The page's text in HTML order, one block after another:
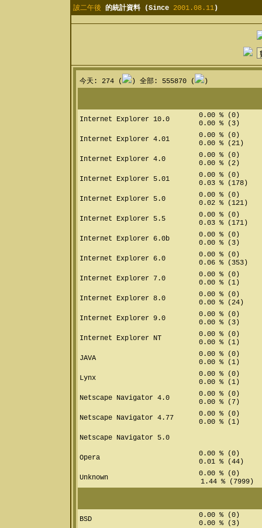
詖二午後的統計資料 (Since 2001.08.11)
今天: 274 ( ) 全部: 555870 ( )
Internet Explorer 10.0
0.00 % (0)
0.00 % (3)
Internet Explorer 4.01
0.00 % (0)
0.00 % (21)
Internet Explorer 4.0
0.00 % (0)
0.00 % (2)
Internet Explorer 5.01
0.00 % (0)
0.03 % (178)
Internet Explorer 5.0
0.00 % (0)
0.02 % (121)
Internet Explorer 5.5
0.00 % (0)
0.03 % (171)
Internet Explorer 6.0b
0.00 % (0)
0.00 % (3)
Internet Explorer 6.0
0.00 % (0)
0.06 % (353)
Internet Explorer 7.0
0.00 % (0)
0.00 % (1)
Internet Explorer 8.0
0.00 % (0)
0.00 % (24)
Internet Explorer 9.0
0.00 % (0)
0.00 % (3)
Internet Explorer NT
0.00 % (0)
0.00 % (1)
JAVA
0.00 % (0)
0.00 % (1)
Lynx
0.00 % (0)
0.00 % (1)
Netscape Navigator 4.0
0.00 % (0)
0.00 % (7)
Netscape Navigator 4.77
0.00 % (0)
0.00 % (1)
Netscape Navigator 5.0
Opera
0.00 % (0)
0.01 % (44)
Unknown
0.00 % (0)
1.44 % (7999)
BSD
0.00 % (0)
0.00 % (3)